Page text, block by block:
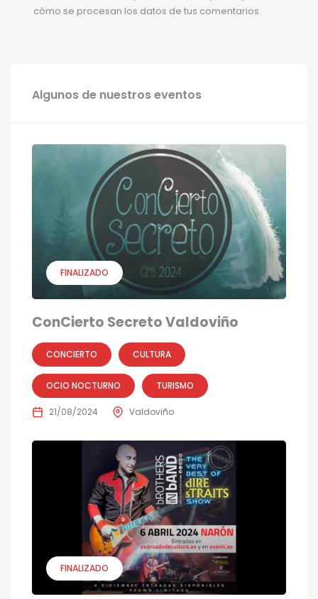
cómo se procesan los datos de tus comentarios.
Algunos de nuestros eventos
FINALIZADO
ConCierto Secreto Valdoviño
CONCIERTO CULTURA
OCIO NOCTURNO TURISMO
21/08/2024 Valdoviño
FINALIZADO